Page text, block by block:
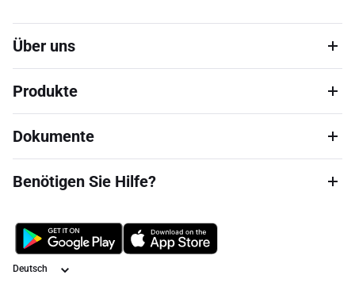
Über uns
Produkte
Dokumente
Benötigen Sie Hilfe?
Sprache